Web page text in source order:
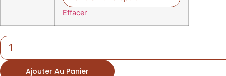
Effacer
quantité
de
Assortiment
81
pièces Ajouter Au Panier